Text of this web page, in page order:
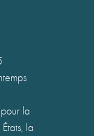
la
la